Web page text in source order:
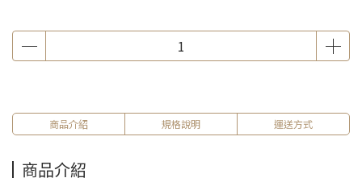
商品介紹 規格說明 運送方式
商品介紹